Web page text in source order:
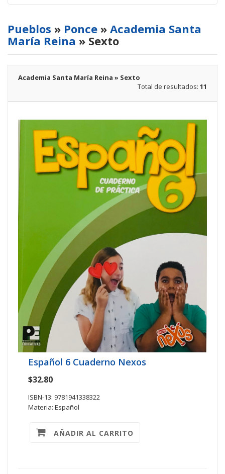
Pueblos » Ponce » Academia Santa
María Reina » Sexto
Academia Santa María Reina » Sexto
Total de resultados: 11
Español 6 Cuaderno Nexos
$32.80
ISBN-13: 9781941338322
Materia: Español
AÑADIR AL CARRITO